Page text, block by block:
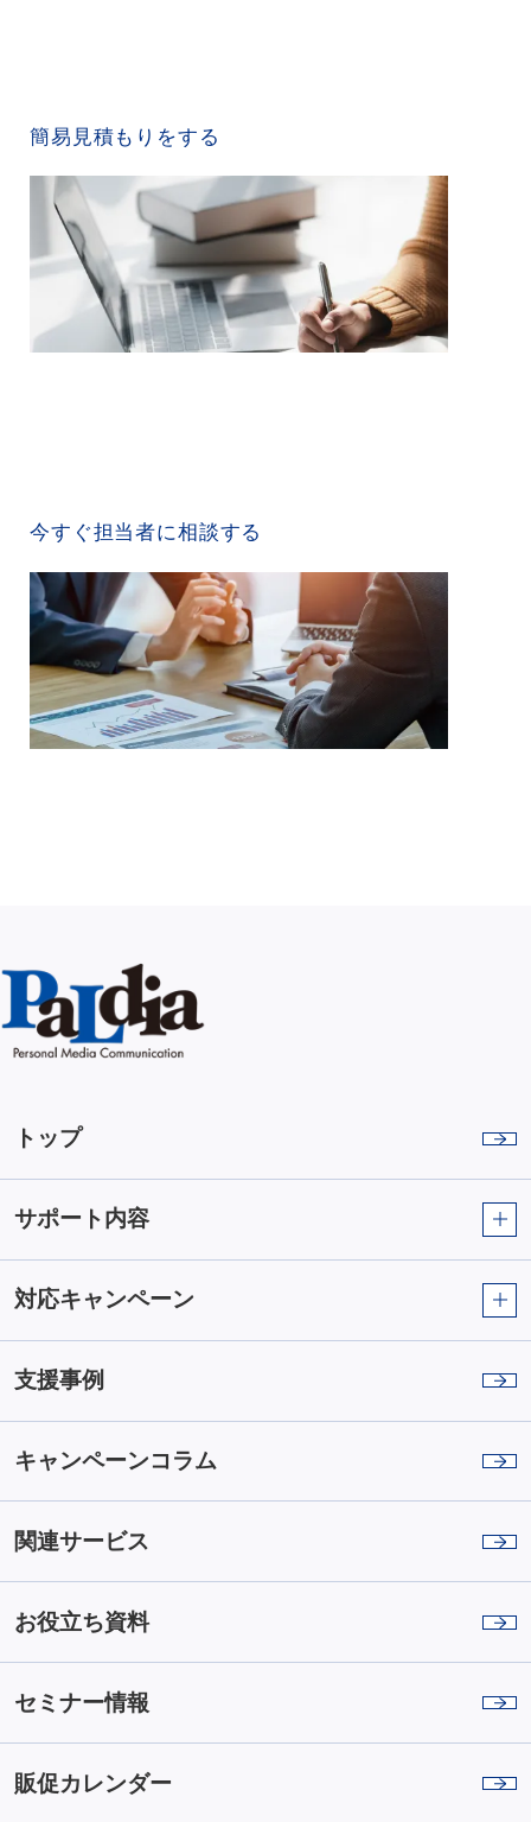
簡易見積もりをする
今すぐ担当者に相談する
トップ
サポート内容
対応キャンペーン
支援事例
キャンペーンコラム
関連サービス
お役立ち資料
セミナー情報
販促カレンダー